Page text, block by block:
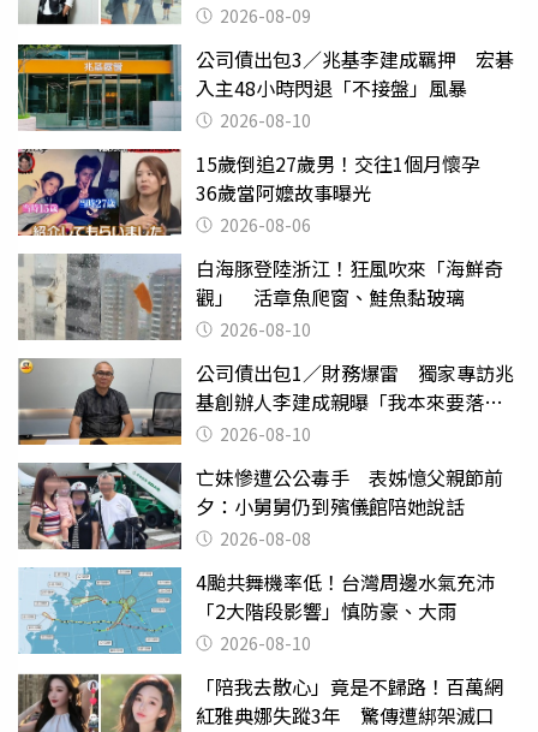
2026-08-09
公司債出包3／兆基李建成羈押 宏碁
入主48小時閃退「不接盤」風暴
2026-08-10
15歲倒追27歲男！交往1個月懷孕
36歲當阿嬤故事曝光
2026-08-06
白海豚登陸浙江！狂風吹來「海鮮奇
觀」 活章魚爬窗、鮭魚黏玻璃
2026-08-10
公司債出包1／財務爆雷 獨家專訪兆
基創辦人李建成親曝「我本來要落
跑」2026-08-10
亡妹慘遭公公毒手 表姊憶父親節前
夕：小舅舅仍到殯儀館陪她說話
2026-08-08
4颱共舞機率低！台灣周邊水氣充沛
「2大階段影響」慎防豪、大雨
2026-08-10
「陪我去散心」竟是不歸路！百萬網
紅雅典娜失蹤3年 驚傳遭綁架滅口